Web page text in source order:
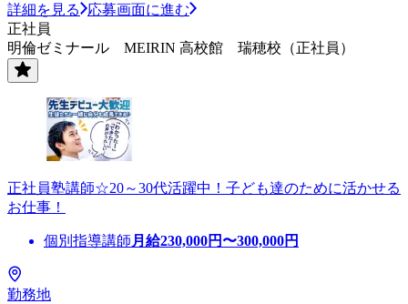
詳細を見る
応募画面に進む
正社員
明倫ゼミナール MEIRIN 高校館 瑞穂校（正社員）
正社員塾講師☆20～30代活躍中！子ども達のために活かせる
お仕事！
個別指導講師 月給230,000円〜300,000円
勤務地